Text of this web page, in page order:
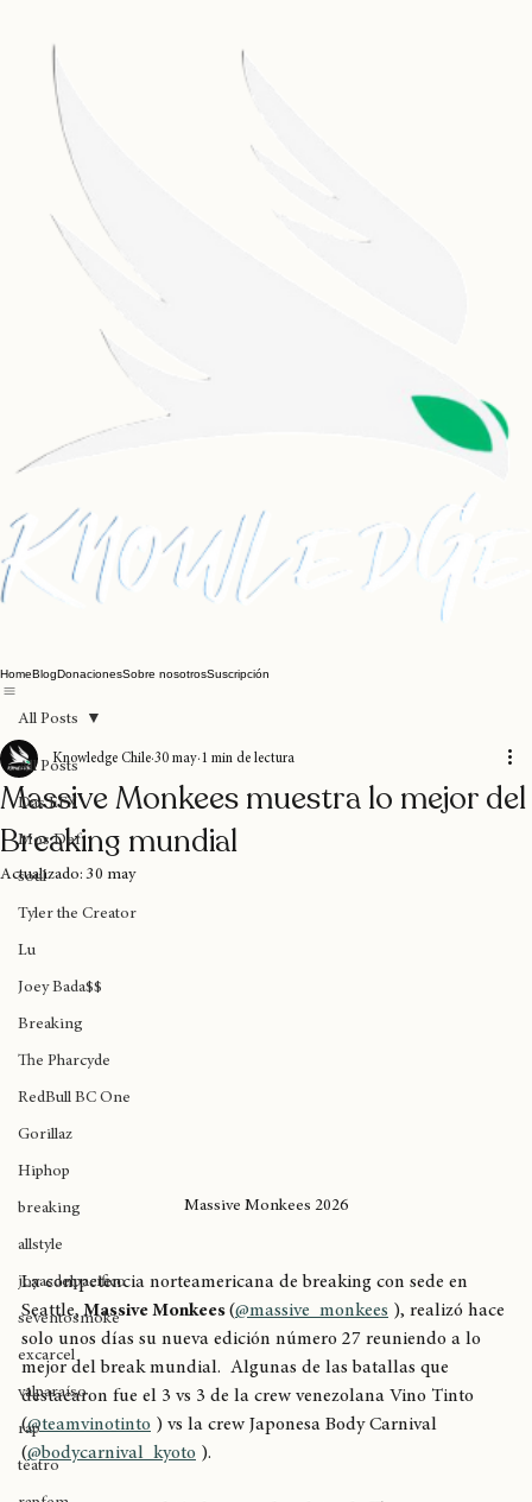
All Posts
Das EFX
Mos Def
soul
Tyler the Creator
Lu
Joey Bada$$
Breaking
The Pharcyde
RedBull BC One
Gorillaz
Hiphop
breaking
allstyle
joyasdelpacífico
seventosmoke
excarcel
valparaíso
rap
teatro
All Posts
Massive Monkees muestra lo mejor del
Breaking mundial
Knowledge Chile 30 may
La competencia norteamericana de breaking con sede en
Seattle, Massive Monkees (@massive_monkees ), realizó hace
solo unos días su nueva edición número 27 reuniendo a lo
mejor del break mundial.  Algunas de las batallas que
destacaron fue el 3 vs 3 de la crew venezolana Vino Tinto
(@teamvinotinto ) vs la crew Japonesa Body Carnival